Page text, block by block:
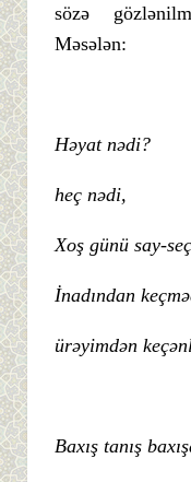
sözə
Məsələn:
Həyat nədi?
heç nədi,
Xoş günü say-
İnadından
ürəyimdən
Baxış tanış